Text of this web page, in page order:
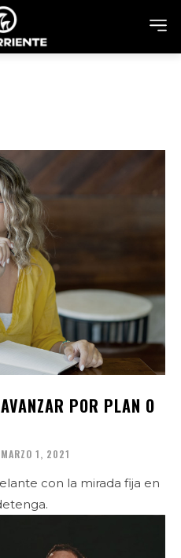
POR PLAN O
MARZO 1, 2021
con la mirada fija en